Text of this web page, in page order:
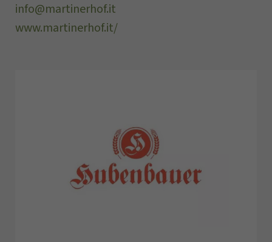
info@martinerhof.it
www.martinerhof.it/